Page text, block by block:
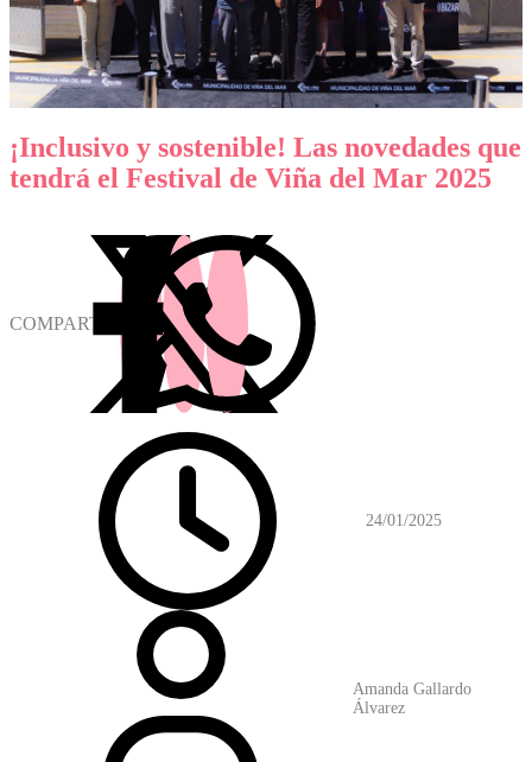
¡Inclusivo y sostenible! Las novedades que
tendrá el Festival de Viña del Mar 2025
COMPARTIR
24/01/2025
Amanda Gallardo
Álvarez